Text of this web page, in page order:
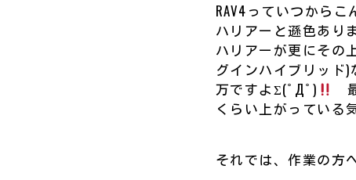
RAV4っていつから
ハリアーと遜色あり
ハリアーが更にその
グインハイブリッド
万ですよΣ(ﾟДﾟ)
くらい上がっている
それでは、作業の方